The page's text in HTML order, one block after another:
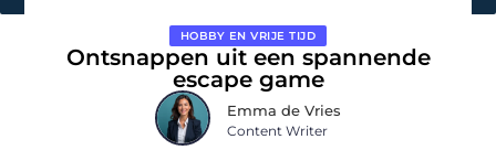
HOBBY EN VRIJE TIJD
Ontsnappen uit een spannende
escape game
Emma de Vries
Content Writer